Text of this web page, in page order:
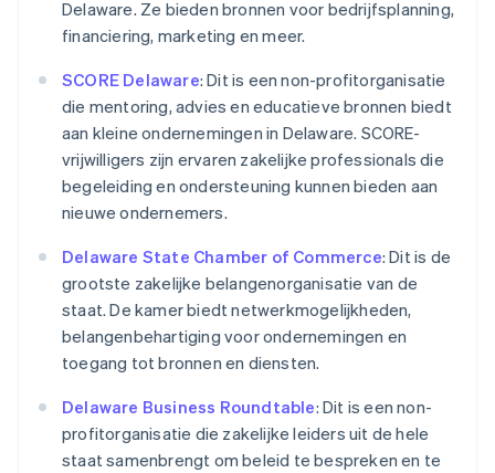
Delaware. Ze bieden bronnen voor bedrijfsplanning,
financiering, marketing en meer.
SCORE Delaware: Dit is een non-profitorganisatie
die mentoring, advies en educatieve bronnen biedt
aan kleine ondernemingen in Delaware. SCORE-
vrijwilligers zijn ervaren zakelijke professionals die
begeleiding en ondersteuning kunnen bieden aan
nieuwe ondernemers.
Delaware State Chamber of Commerce: Dit is de
grootste zakelijke belangenorganisatie van de
staat. De kamer biedt netwerkmogelijkheden,
belangenbehartiging voor ondernemingen en
toegang tot bronnen en diensten.
Delaware Business Roundtable: Dit is een non-
profitorganisatie die zakelijke leiders uit de hele
staat samenbrengt om beleid te bespreken en te